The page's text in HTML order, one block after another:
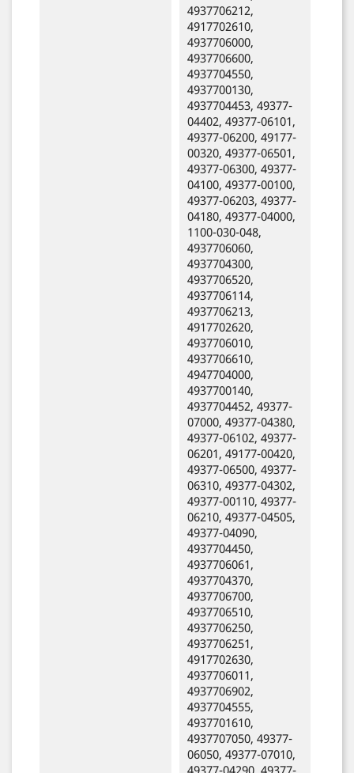
4937706212,
4917702610,
4937706000,
4937706600,
4937704550,
4937700130,
4937704453, 49377-
04402, 49377-06101,
49377-06200, 49177-
00320, 49377-06501,
49377-06300, 49377-
04100, 49377-00100,
49377-06203, 49377-
04180, 49377-04000,
1100-030-048,
4937706060,
4937704300,
4937706520,
4937706114,
4937706213,
4917702620,
4937706010,
4937706610,
4947704000,
4937700140,
4937704452, 49377-
07000, 49377-04380,
49377-06102, 49377-
06201, 49177-00420,
49377-06500, 49377-
06310, 49377-04302,
49377-00110, 49377-
06210, 49377-04505,
49377-04090,
4937704450,
4937706061,
4937704370,
4937706700,
4937706510,
4937706250,
4937706251,
4917702630,
4937706011,
4937706902,
4937704555,
4937701610,
4937707050, 49377-
06050, 49377-07010,
49377-04290, 49377-